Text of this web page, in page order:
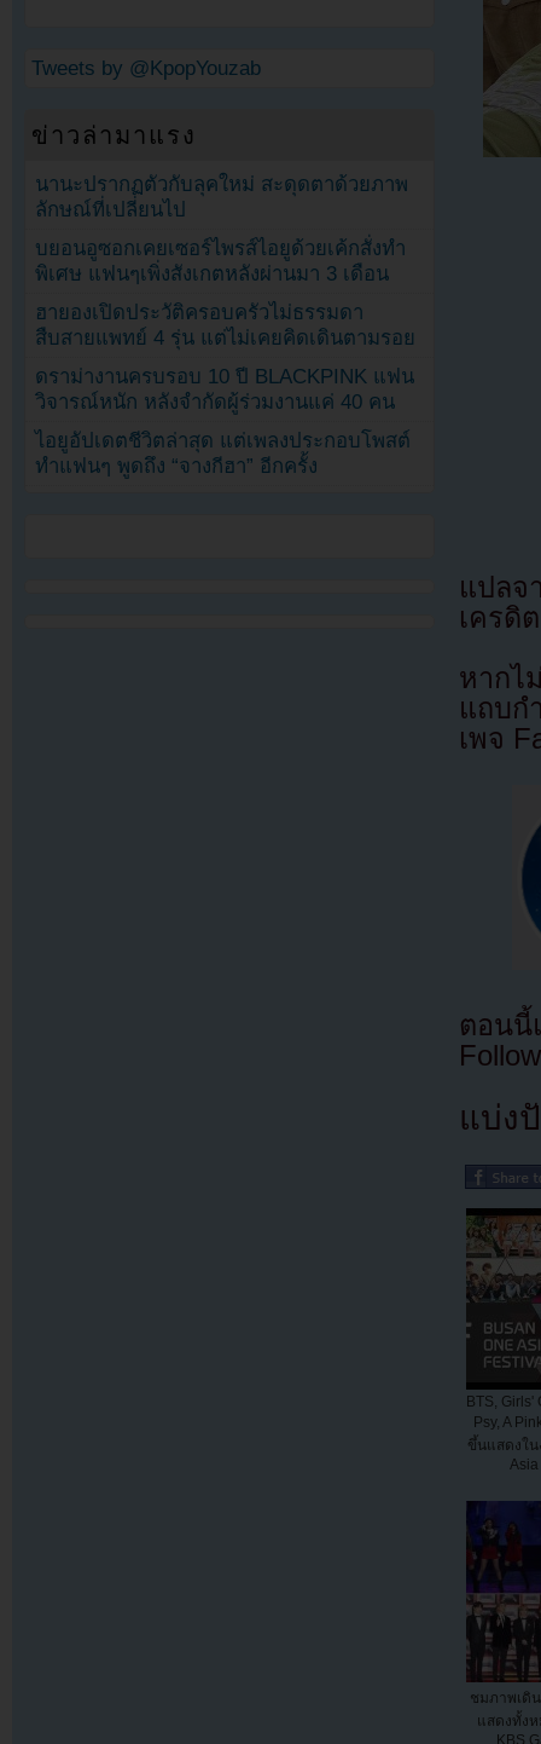
แปล
เครดิ
หากไ
แถบก
เพจ
ตอนนี้
แบ่ง
BTS, Girls'
Psy, A
ขึ้นแสดงใน
Asia
ชมภาพเดิ
แสดงทั้ง
KBS
Tweets by @KpopYouzab
ข่าวล่ามาแรง
นานะปรากฏตัวกับลุคใหม่ สะดุดตาด้วยภาพ
ลักษณ์ที่เปลี่ยนไป
บยอนอูซอกเคยเซอร์ไพรส์ไอยูด้วยเค้กสั่งทำ
พิเศษ แฟนๆเพิ่งสังเกตหลังผ่านมา 3 เดือน
ฮายองเปิดประวัติครอบครัวไม่ธรรมดา
สืบสายแพทย์ 4 รุ่น แต่ไม่เคยคิดเดินตามรอย
ดราม่างานครบรอบ 10 ปี BLACKPINK แฟน
วิจารณ์หนัก หลังจำกัดผู้ร่วมงานแค่ 40 คน
ไอยูอัปเดตชีวิตล่าสุด แต่เพลงประกอบโพสต์
ทำแฟนๆ พูดถึง “จางกีฮา” อีกครั้ง